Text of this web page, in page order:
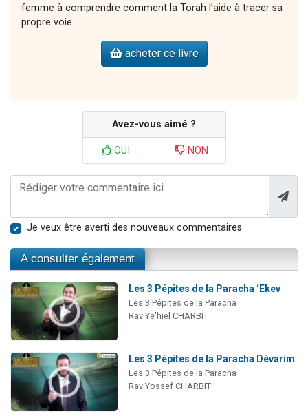
femme à comprendre comment la Torah l’aide à tracer sa
propre voie.
acheter ce livre
Avez-vous aimé ?
OUI NON
Je veux être averti des nouveaux commentaires
A consulter également
Les 3 Pépites de la Paracha ‘Ekev
Les 3 Pépites de la Paracha
Rav Ye'hiel CHARBIT
Les 3 Pépites de la Paracha Dévarim
Les 3 Pépites de la Paracha
Rav Yossef CHARBIT